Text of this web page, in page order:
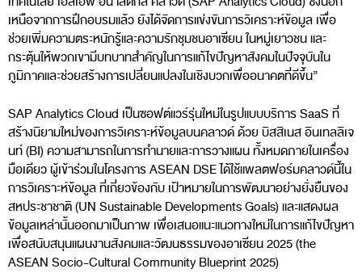
เหนือจากการฝึกอบรมแล้ว ยังได้จัดการแข่งขันการวิเคราะห์ข้อมูล เพื่อ
ช่วยเพิ่มความตระหนักรู้และความรักชุมชนอาเซียน ในหมู่เยาวชน และ
กระตุ้นให้พวกเขามีบทบาทสำคัญในการแก้ไขปัญหาสังคมในปัจจุบันใน
ภูมิภาคและช่วยสร้างการเปลี่ยนแปลงในเชิงบวกเพื่ออนาคตที่ดีขึ้น”
SAP Analytics Cloud เป็นซอฟต์แวร์รุ่นใหม่ในรูปแบบบริการ SaaS ที่
สร้างนิยามใหม่ของการวิเคราะห์ข้อมูลบนคลาวด์ ด้วย บิสสิเนส อินเทลลิเจ
นท์ (BI) ความสามารถในการทำนายและการวางแผน ทั้งหมดภายในเครื่อง
มือเดียว ผู้เข้าร่วมในโครงการ ASEAN DSE ได้ใช้แพลตฟอร์มคลาวด์นี้ใน
การวิเคราะห์ข้อมูล ที่เกี่ยวข้องกับ เป้าหมายในการพัฒนาอย่างยั่งยืนของ
สหประชาชาติ (UN Sustainable Developments Goals) และแสดงผล
ข้อมูลเหล่านั้นออกมาเป็นภาพ เพื่อเสนอแนะแนวทางใหม่ในการแก้ไขปัญหา
เพื่อสนับสนุนแผนงานสังคมและวัฒนธรรมของอาเซียน 2025 (the
ASEAN Socio-Cultural Community Blueprint 2025)